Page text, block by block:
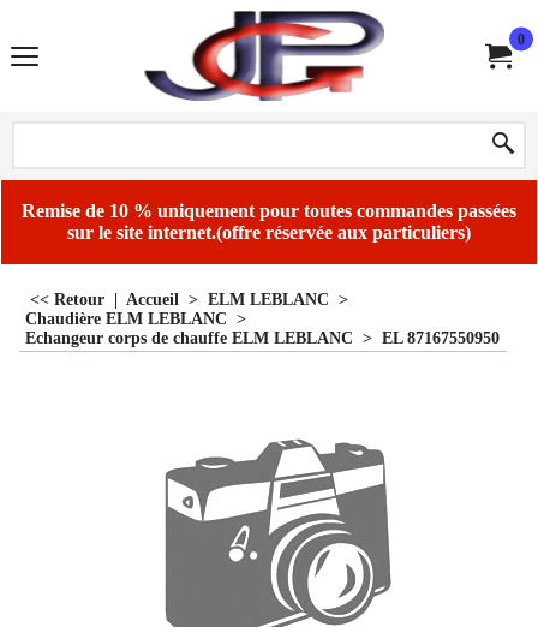
0
Remise de 10 % uniquement pour toutes commandes passées
sur le site internet.(offre réservée aux particuliers)
<< Retour Accueil > ELM LEBLANC >
Chaudière ELM LEBLANC >
Echangeur corps de chauffe ELM LEBLANC > EL 87167550950